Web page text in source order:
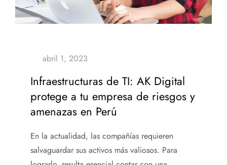
Infraestructuras de TI: AK Digital
protege a tu empresa de riesgos y
amenazas en Perú
En la actualidad, las compañías requieren
salvaguardar sus activos más valiosos. Para